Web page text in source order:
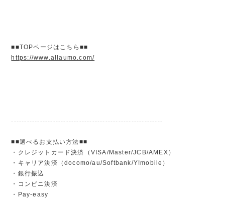
■■TOPページはこちら■■
https://www.allaumo.com/
----------------------------------------------------------
■■選べるお支払い方法■■
・クレジットカード決済（VISA/Master/JCB/AMEX）
・キャリア決済（docomo/au/Softbank/Y!mobile）
・銀行振込
・コンビニ決済
・Pay-easy